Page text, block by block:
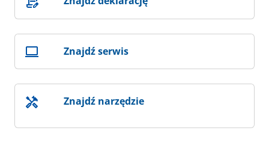
Znajdź serwis
Znajdź narzędzie